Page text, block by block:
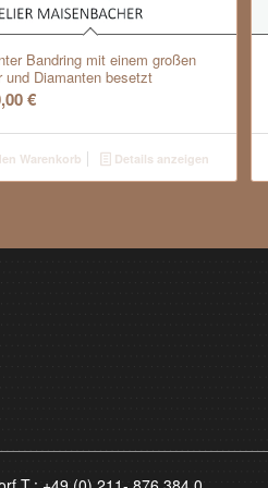
Bandring mit einem großen
und Diamanten besetzt
€
Warenkorb Details anzeigen